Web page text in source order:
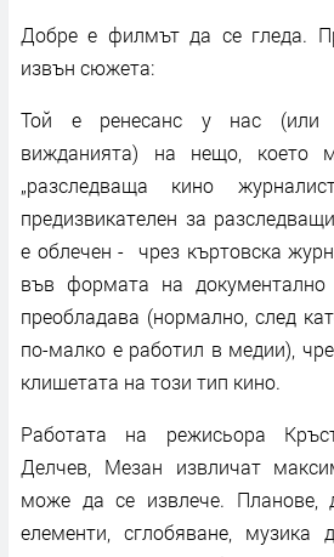
Добре е филмът да се гледа.
извън сюжета:
Той е ренесанс у нас (или
вижданията) на нещо, което
„разследваща кино
предизвикателен за
е облечен - чрез къртовска
във формата на
преобладава (нормално, след
по-малко е работил в медии),
клишетата на този тип кино.
Работата на режисьора
Делчев, Мезан извличат
може да се извлече. Планове,
елементи, сглобяване,